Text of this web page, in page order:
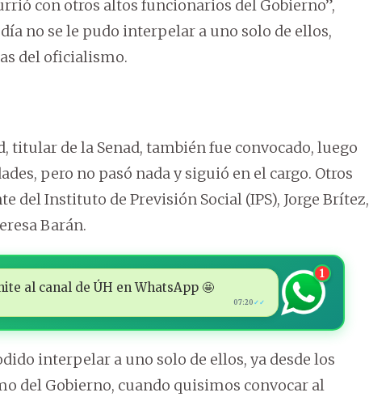
con otros altos funcionarios del Gobierno”,
no se le pudo interpelar a uno solo de ellos,
del oficialismo.
titular de la Senad, también fue convocado, luego
pero no pasó nada y siguió en el cargo. Otros
del Instituto de Previsión Social (IPS), Jorge Brítez,
Barán.
al canal de ÚH en WhatsApp 🤩
07:20 ✓✓
1
interpelar a uno solo de ellos, ya desde los
del Gobierno, cuando quisimos convocar al